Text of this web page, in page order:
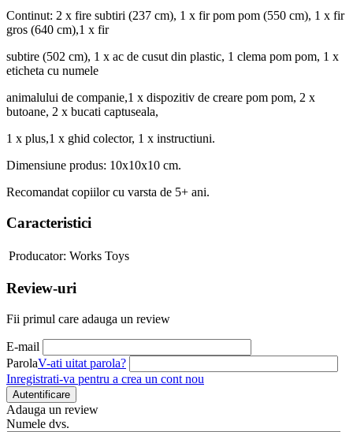
Continut: 2 x fire subtiri (237 cm), 1 x fir pom pom (550 cm), 1 x fir
gros (640 cm),1 x fir
subtire (502 cm), 1 x ac de cusut din plastic, 1 clema pom pom, 1 x
eticheta cu numele
animalului de companie,1 x dispozitiv de creare pom pom, 2 x
butoane, 2 x bucati captuseala,
1 x plus,1 x ghid colector, 1 x instructiuni.
Dimensiune produs: 10x10x10 cm.
Recomandat copiilor cu varsta de 5+ ani.
Caracteristici
Producator: Works Toys
Review-uri
Fii primul care adauga un review
E-mail
ParolaV-ati uitat parola?
Inregistrati-va pentru a crea un cont nou
Autentificare
Adauga un review
Numele dvs.